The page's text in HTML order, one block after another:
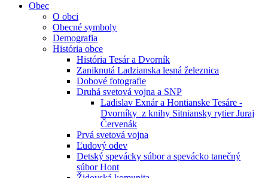
Obec
O obci
Obecné symboly
Demografia
História obce
História Tesár a Dvorník
Zaniknutá Ladzianska lesná železnica
Dobové fotografie
Druhá svetová vojna a SNP
Ladislav Exnár a Hontianske Tesáre -
Dvorníky z knihy Sitniansky rytier Juraj
Červenák
Prvá svetová vojna
Ľudový odev
Detský spevácky súbor a spevácko tanečný
súbor Hont